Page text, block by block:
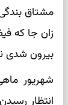
مشتاق
زان جا که
بیرون شدی
شهریور
انتظار